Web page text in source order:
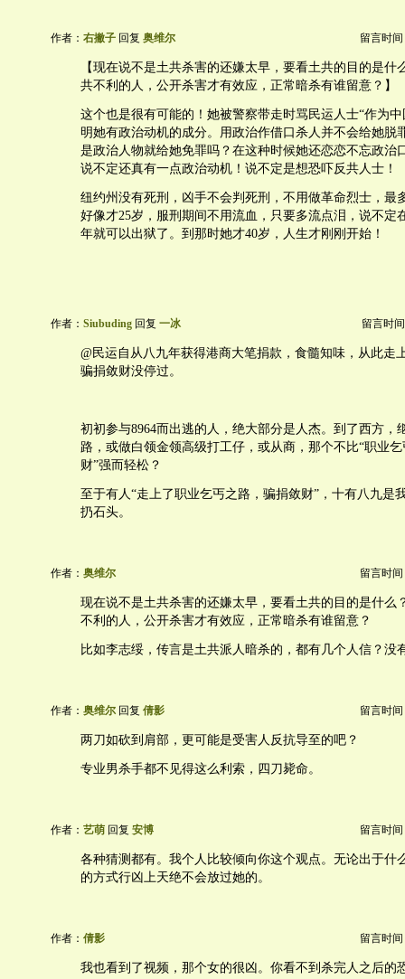
作者： 右撇子 回复 奥维尔 留言时间
【现在说不是土共杀害的还嫌太早，要看土共的目的是什
共不利的人，公开杀害才有效应，正常暗杀有谁留意？】
这个也是很有可能的！她被警察带走时骂民运人士“作为
明她有政治动机的成分。用政治作借口杀人并不会给她脱
是政治人物就给她免罪吗？在这种时候她还恋恋不忘政治
说不定还真有一点政治动机！说不定是想恐吓反共人士！
纽约州没有死刑，凶手不会判死刑，不用做革命烈士，最
好像才25岁，服刑期间不用流血，只要多流点泪，说不定
年就可以出狱了。到那时她才40岁，人生才刚刚开始！
作者： Siubuding 回复 一冰 留言时
@民运自从八九年获得港商大笔捐款，食髓知味，从此走
骗捐敛财没停过。
初初参与8964而出逃的人，绝大部分是人杰。到了西方，
路，或做白领金领高级打工仔，或从商，那个不比“职业
财”强而轻松？
至于有人“走上了职业乞丐之路，骗捐敛财”，十有八九是
扔石头。
作者： 奥维尔 留言时间
现在说不是土共杀害的还嫌太早，要看土共的目的是什么
不利的人，公开杀害才有效应，正常暗杀有谁留意？
比如李志绥，传言是土共派人暗杀的，都有几个人信？没
作者： 奥维尔 回复 倩影 留言时间
两刀如砍到肩部，更可能是受害人反抗导至的吧？
专业男杀手都不见得这么利索，四刀毙命。
作者： 艺萌 回复 安博 留言时间
各种猜测都有。我个人比较倾向你这个观点。无论出于什
的方式行凶上天绝不会放过她的。
作者： 倩影 留言时间
我也看到了视频，那个女的很凶。你看不到杀完人之后的